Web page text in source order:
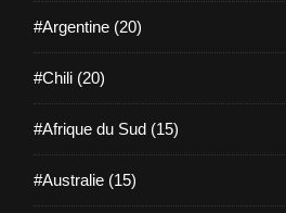
#Argentine (20)
#Chili (20)
#Afrique du Sud (15)
#Australie (15)